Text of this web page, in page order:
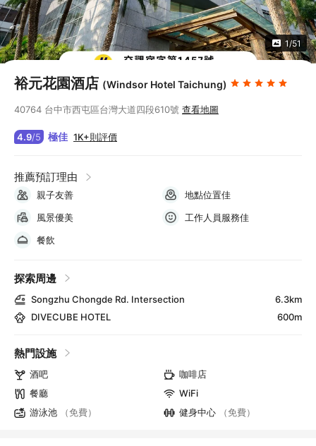
1/51
裕元花園酒店 (Windsor Hotel Taichung)
40764 台中市西屯區台灣大道四段610號 查看地圖
4.9/5 極佳 1K+則評價
推薦預訂理由
親子友善
地點位置佳
風景優美
工作人員服務佳
餐飲
探索周邊
Songzhu Chongde Rd. Intersection
6.3km
DIVECUBE HOTEL
600m
熱門設施
酒吧
咖啡店
餐廳
WiFi
游泳池
（免費） 健身中心 （免費）